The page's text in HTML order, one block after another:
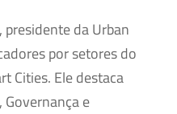
da Urban
por setores do
Cities. Ele destaca
e